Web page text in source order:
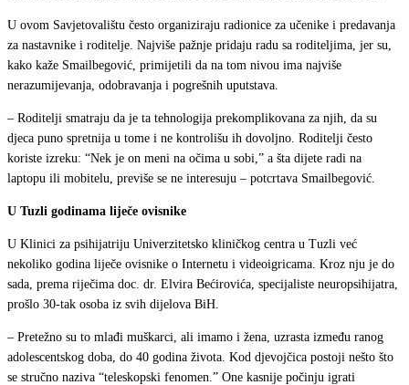
U ovom Savjetovalištu često organiziraju radionice za učenike i predavanja
za nastavnike i roditelje. Najviše pažnje pridaju radu sa roditeljima, jer su,
kako kaže Smailbegović, primijetili da na tom nivou ima najviše
nerazumijevanja, odobravanja i pogrešnih uputstava.
– Roditelji smatraju da je ta tehnologija prekomplikovana za njih, da su
djeca puno spretnija u tome i ne kontrolišu ih dovoljno. Roditelji često
koriste izreku: “Nek je on meni na očima u sobi,” a šta dijete radi na
laptopu ili mobitelu, previše se ne interesuju – potcrtava Smailbegović.
U Tuzli godinama liječe ovisnike
U Klinici za psihijatriju Univerzitetsko kliničkog centra u Tuzli već
nekoliko godina liječe ovisnike o Internetu i videoigricama. Kroz nju je do
sada, prema riječima doc. dr. Elvira Bećirovića, specijaliste neuropsihijatra,
prošlo 30-tak osoba iz svih dijelova BiH.
– Pretežno su to mlađi muškarci, ali imamo i žena, uzrasta između ranog
adolescentskog doba, do 40 godina života. Kod djevojčica postoji nešto što
se stručno naziva “teleskopski fenomen.” One kasnije počinju igrati